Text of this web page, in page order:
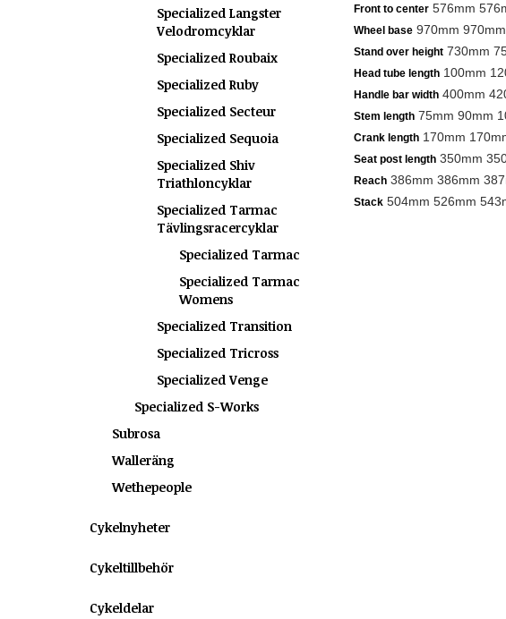
Specialized Langster
Velodromcyklar
Specialized Roubaix
Specialized Ruby
Specialized Secteur
Specialized Sequoia
Specialized Shiv
Triathloncyklar
Specialized Tarmac
Tävlingsracercyklar
Specialized Tarmac
Specialized Tarmac
Womens
Specialized Transition
Specialized Tricross
Specialized Venge
Specialized S-Works
Subrosa
Walleräng
Wethepeople
Cykelnyheter
Cykeltillbehör
Cykeldelar
Front to center576mm
Wheel base970mm
Stand over height730mm
Head tube length100mm
Handle bar width400mm
Stem length75mm 90mm
Crank length170mm
Seat post length350mm
Reach386mm 386mm
Stack504mm 526mm